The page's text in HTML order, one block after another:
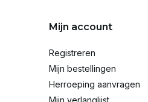
Mijn account
Registreren
Mijn bestellingen
Herroeping aanvragen
Mijn verlanglijst